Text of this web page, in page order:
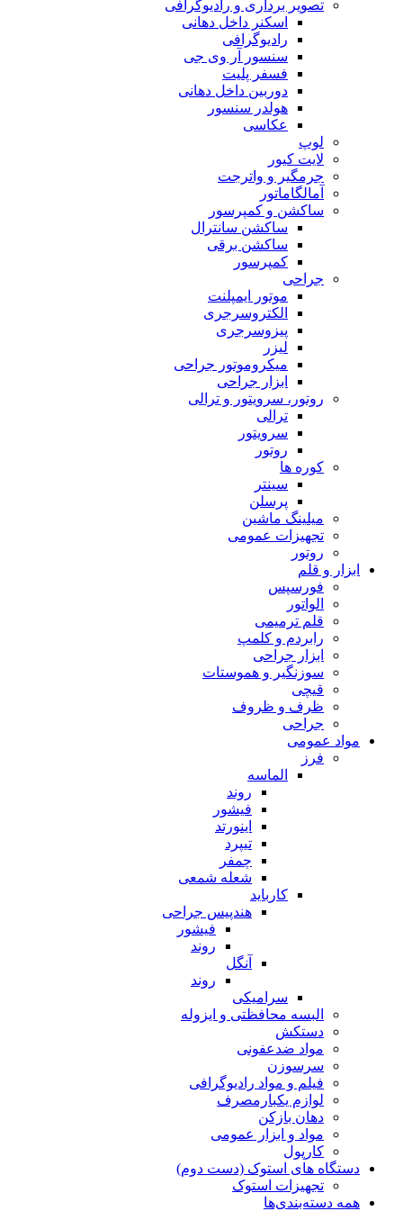
تصویر برداری و رادیوگرافی
اسکنر داخل دهانی
رادیوگرافی
سنسور آر وی جی
فسفر پلیت
دوربین داخل دهانی
هولدر سنسور
عکاسی
لوپ
لایت کیور
جرمگیر و واترجت
آمالگاماتور
ساکشن و کمپرسور
ساکشن سانترال
ساکشن برقی
کمپرسور
جراحی
موتور ایمپلنت
الکتروسرجری
پیزوسرجری
لیزر
میکروموتور جراحی
ابزار جراحی
روتور، سرویتور و ترالی
ترالی
سرویتور
روتور
کوره ها
سینتر
پرسلن
میلینگ ماشین
تجهیزات عمومی
روتور
ابزار و قلم
فورسپس
الواتور
قلم ترمیمی
رابردم و کلمپ
ابزار جراحی
سوزنگیر و هموستات
قیچی
ظرف و ظروف
جراحی
مواد عمومی
فرز
الماسه
روند
فیشور
اینورتد
تیپرد
چمفر
شعله شمعی
کارباید
هندپیس جراحی
فیشور
روند
آنگل
روند
سرامیکی
البسه محافظتی و ایزوله
دستکش
مواد ضدعفونی
سرسوزن
فیلم و مواد رادیوگرافی
لوازم یکبارمصرف
دهان بازکن
مواد و ابزار عمومی
کارپول
دستگاه های استوک (دست دوم)
تجهیزات استوک
همه دسته‌بندی‌ها